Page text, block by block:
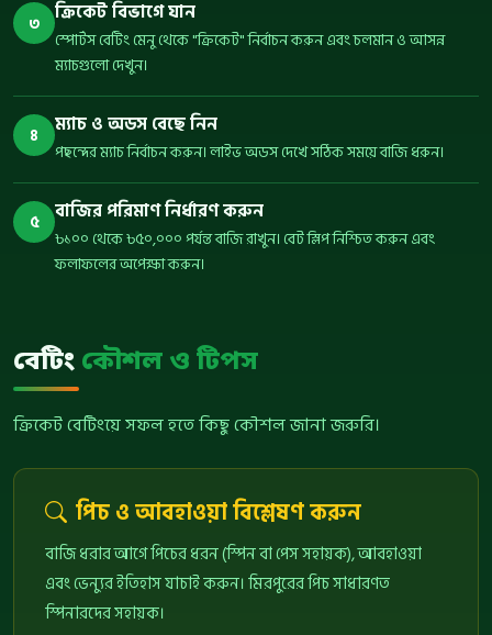
৩ ক্রিকেট বিভাগে যান
স্পোর্টস বেটিং মেনু থেকে "ক্রিকেট" নির্বাচন করুন এবং চলমান ও আসন্ন
ম্যাচগুলো দেখুন।
৪ ম্যাচ ও অডস বেছে নিন
পছন্দের ম্যাচ নির্বাচন করুন। লাইভ অডস দেখে সঠিক সময়ে বাজি ধরুন।
৫ বাজির পরিমাণ নির্ধারণ করুন
৳১০০ থেকে ৳৫০,০০০ পর্যন্ত বাজি রাখুন। বেট স্লিপ নিশ্চিত করুন এবং
ফলাফলের অপেক্ষা করুন।
বেটিং কৌশল ও টিপস
ক্রিকেট বেটিংয়ে সফল হতে কিছু কৌশল জানা জরুরি।
পিচ ও আবহাওয়া বিশ্লেষণ করুন
বাজি ধরার আগে পিচের ধরন (স্পিন বা পেস সহায়ক), আবহাওয়া
এবং ভেন্যুর ইতিহাস যাচাই করুন। মিরপুরের পিচ সাধারণত
স্পিনারদের সহায়ক।